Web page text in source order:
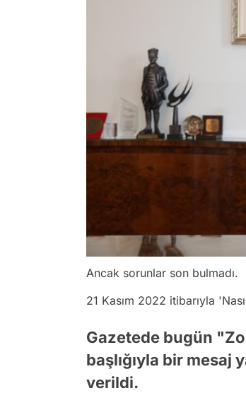
Ancak sorunlar son bulmadı.
21 Kasım 2022 itibarıyla
Gazetede bugün
başlığıyla bir mesaj
verildi.